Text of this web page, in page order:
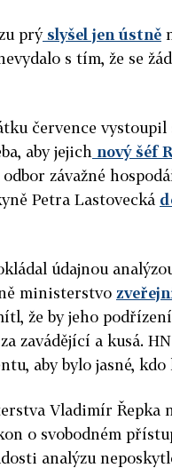
prýslyšel jen ústně
s tím, že se
července
aby jejich nový šéf
odbor závažné
Petra Lastovecká
údajnou
ministerstvo
že by jeho
zavádějící a kusá.
aby bylo jasné,
Vladimír Řepka
o svobodném
analýzu